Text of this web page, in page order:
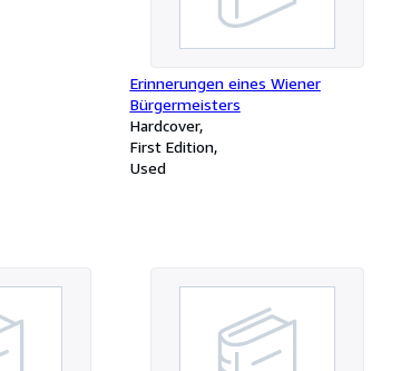
Erinnerungen eines Wiener
Bürgermeisters
Hardcover
First Edition
Used